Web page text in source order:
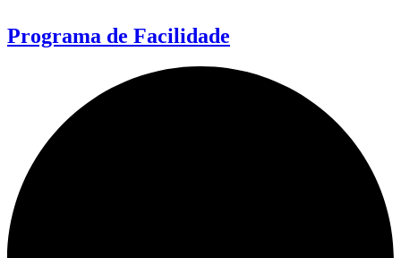
Programa de Facilidade